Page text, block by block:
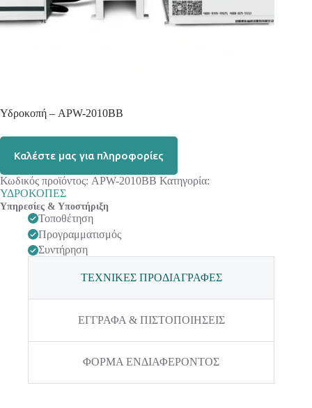
Υδροκοπή – APW-2010BB
Καλέστε μας για πληροφορίες
Κωδικός προϊόντος: APW-2010BB Κατηγορία:
ΥΔΡΟΚΟΠΕΣ
Υπηρεσίες & Υποστήριξη
Τοποθέτηση
Προγραμματισμός
Συντήρηση
ΤΕΧΝΙΚΕΣ ΠΡΟΔΙΑΓΡΑΦΕΣ
ΕΓΓΡΑΦΑ & ΠΙΣΤΟΠΟΙΗΣΕΙΣ
ΦΟΡΜΑ ΕΝΔΙΑΦΕΡΟΝΤΟΣ